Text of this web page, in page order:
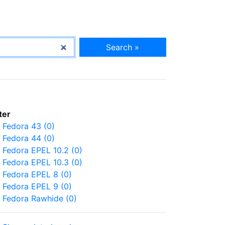
Search »
Fedora 43 (0)
Fedora 44 (0)
Fedora EPEL 10.2 (0)
Fedora EPEL 10.3 (0)
Fedora EPEL 8 (0)
Fedora EPEL 9 (0)
Fedora Rawhide (0)